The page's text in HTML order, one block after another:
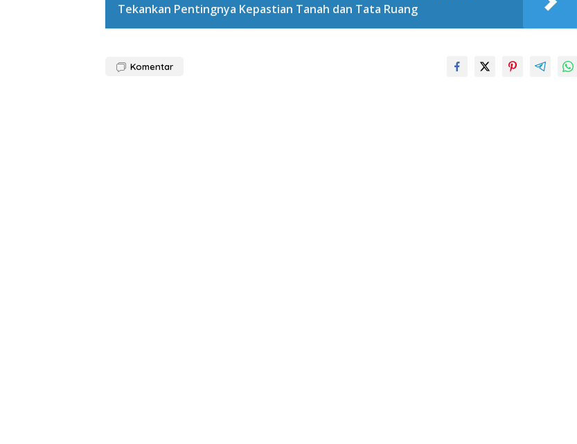
Tekankan Pentingnya Kepastian Tanah dan Tata Ruang
Komentar